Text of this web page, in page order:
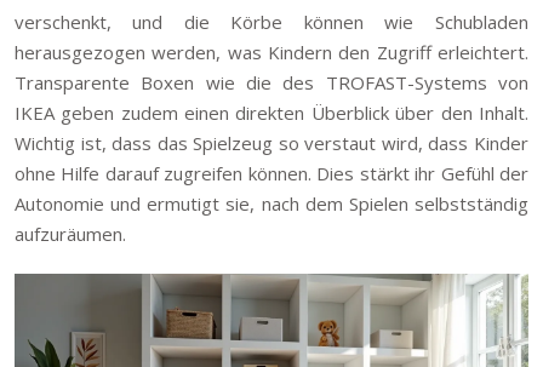
verschenkt, und die Körbe können wie Schubladen
herausgezogen werden, was Kindern den Zugriff erleichtert.
Transparente Boxen wie die des TROFAST-Systems von
IKEA geben zudem einen direkten Überblick über den Inhalt.
Wichtig ist, dass das Spielzeug so verstaut wird, dass Kinder
ohne Hilfe darauf zugreifen können. Dies stärkt ihr Gefühl der
Autonomie und ermutigt sie, nach dem Spielen selbstständig
aufzuräumen.